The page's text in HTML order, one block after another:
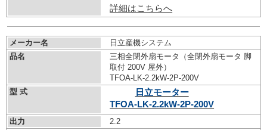
詳細はこちらへ
メーカー名
日立産機システム
品名
三相全閉外扇モータ（全閉外扇モータ 脚
取付 200V 屋外）
TFOA-LK-2.2kW-2P-200V
型 式
日立モーター
TFOA-LK-2.2kW-2P-200V
出力
2.2